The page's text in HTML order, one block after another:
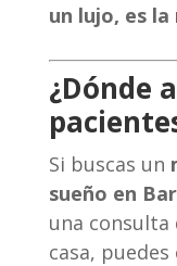
un lujo, es
¿Dónde
Si buscas un
sueño en
una consulta
casa,